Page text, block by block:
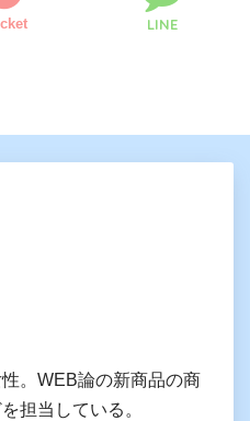
LINE
。WEB論の新商品の商
担当している。